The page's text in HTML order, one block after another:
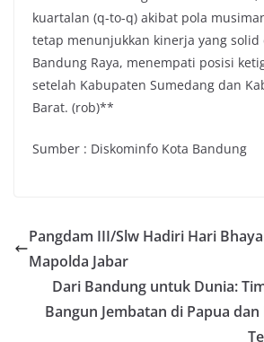
kuartalan (q-to-q) akibat pola
tetap menunjukkan kinerja yang solid
Bandung Raya, menempati posisi
setelah Kabupaten Sumedang dan
Barat. (rob)**
Sumber : Diskominfo Kota Bandung
Pangdam III/Slw Hadiri Hari
Mapolda Jabar
Dari Bandung untuk Dunia:
Bangun Jembatan di Papua